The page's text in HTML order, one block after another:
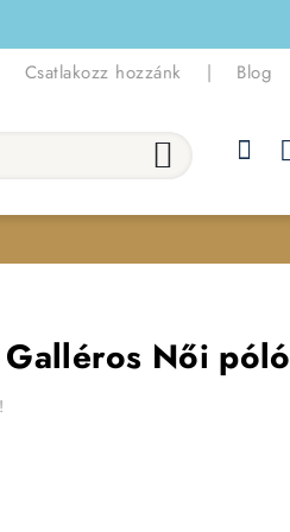
Csatlakozz hozzánk | Blog
Galléros Női póló